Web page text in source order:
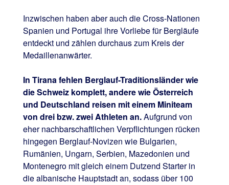
Inzwischen haben aber auch die Cross-Nationen
Spanien und Portugal ihre Vorliebe für Bergläufe
entdeckt und zählen durchaus zum Kreis der
Medaillenanwärter.
In Tirana fehlen Berglauf-Traditionsländer wie
die Schweiz komplett, andere wie Österreich
und Deutschland reisen mit einem Miniteam
von drei bzw. zwei Athleten an.Aufgrund von
eher nachbarschaftlichen Verpflichtungen rücken
hingegen Berglauf-Novizen wie Bulgarien,
Rumänien, Ungarn, Serbien, Mazedonien und
Montenegro mit gleich einem Dutzend Starter in
die albanische Hauptstadt an, sodass über 100